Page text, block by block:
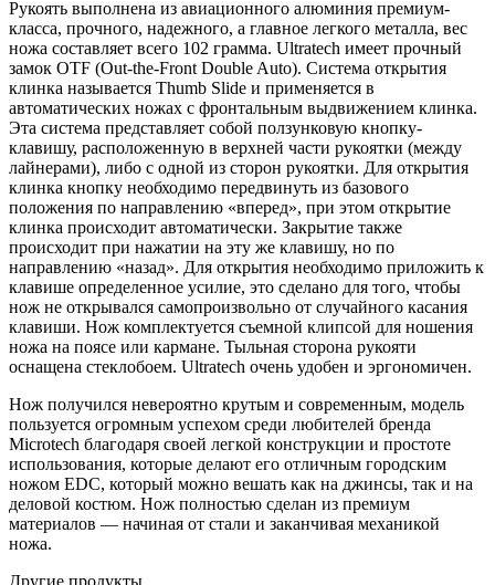
Рукоять выполнена из авиационного алюминия премиум-
класса, прочного, надежного, а главное легкого металла, вес
ножа составляет всего 102 грамма. Ultratech имеет прочный
замок OTF (Out-the-Front Double Auto). Система открытия
клинка называется Thumb Slide и применяется в
автоматических ножах с фронтальным выдвижением клинка.
Эта система представляет собой ползунковую кнопку-
клавишу, расположенную в верхней части рукоятки (между
лайнерами), либо с одной из сторон рукоятки. Для открытия
клинка кнопку необходимо передвинуть из базового
положения по направлению «вперед», при этом открытие
клинка происходит автоматически. Закрытие также
происходит при нажатии на эту же клавишу, но по
направлению «назад». Для открытия необходимо приложить к
клавише определенное усилие, это сделано для того, чтобы
нож не открывался самопроизвольно от случайного касания
клавиши. Нож комплектуется съемной клипсой для ношения
ножа на поясе или кармане. Тыльная сторона рукояти
оснащена стеклобоем. Ultratech очень удобен и эргономичен.
Нож получился невероятно крутым и современным, модель
пользуется огромным успехом среди любителей бренда
Microtech благодаря своей легкой конструкции и простоте
использования, которые делают его отличным городским
ножом EDC, который можно вешать как на джинсы, так и на
деловой костюм. Нож полностью сделан из премиум
материалов — начиная от стали и заканчивая механикой
ножа.
Другие продукты